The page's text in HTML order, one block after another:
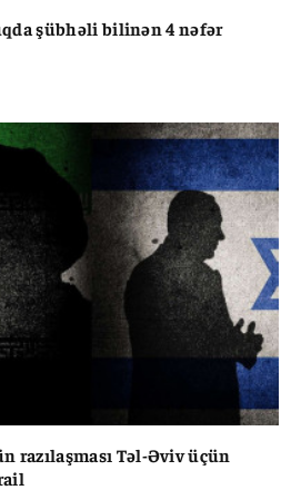
şübhəli bilinən 4 nəfər
razılaşması Təl-Əviv üçün